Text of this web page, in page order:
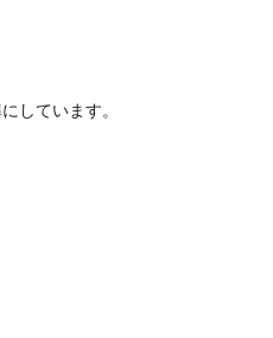
しています。